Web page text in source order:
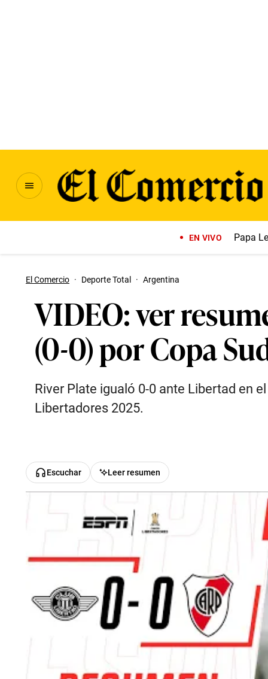
EN VIVO Papa
El Comercio · Deporte Total · Argentina
VIDEO: ver
(0-0) por Copa
River Plate igualó 0-0 ante Libertad en
Libertadores 2025.
Escuchar Leer resumen